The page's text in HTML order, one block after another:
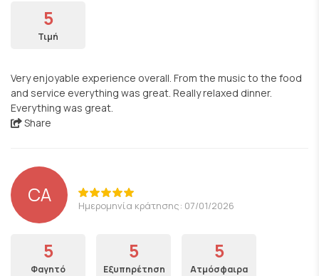
5
Τιμή
Very enjoyable experience overall. From the music to the food
and service everything was great. Really relaxed dinner.
Everything was great.
Share
CA Ημερομηνία κράτησης: 07/01/2026
5
Φαγητό
5
Εξυπηρέτηση
5
Ατμόσφαιρα